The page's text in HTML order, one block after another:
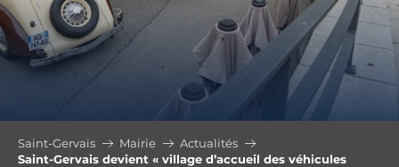
Saint-Gervais Mairie
Actualités
Saint-Gervais devient « village d’accueil des véhicules